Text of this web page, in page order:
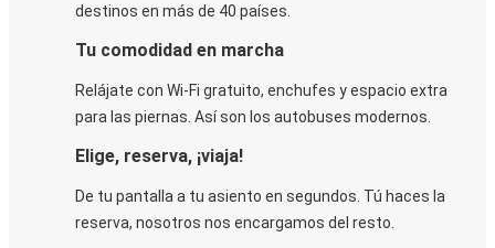
destinos en más de 40 países.
Tu comodidad en marcha
Relájate con Wi-Fi gratuito, enchufes y espacio extra
para las piernas. Así son los autobuses modernos.
Elige, reserva, ¡viaja!
De tu pantalla a tu asiento en segundos. Tú haces la
reserva, nosotros nos encargamos del resto.